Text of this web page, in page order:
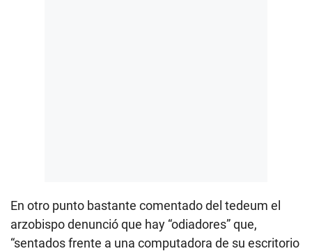
En otro punto bastante comentado del tedeum el
arzobispo denunció que hay “odiadores” que,
“sentados frente a una computadora de su escritorio